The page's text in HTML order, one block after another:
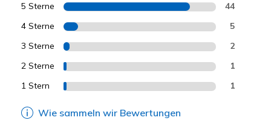
5 Sterne 44
4 Sterne 5
3 Sterne 2
2 Sterne 1
1 Stern 1
Wie sammeln wir Bewertungen